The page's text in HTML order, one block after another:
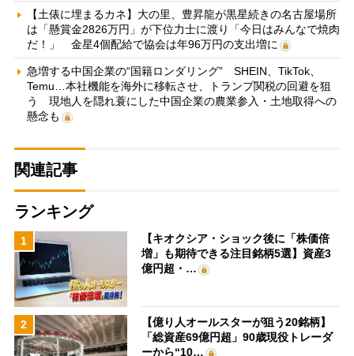
【土俵に埋まるカネ】大の里、豊昇龍が黒星続きの名古屋場所
は「懸賞金2826万円」が下位力士に渡り「今日はみんなで焼肉
だ！」 金星4個配給で協会は年96万円の支出増に
急増する中国企業の“国籍ロンダリング” SHEIN、TikTok、
Temu…本社機能を海外に移転させ、トランプ関税の回避を狙
う 現地人を隠れ蓑にした中国企業の農業参入・土地取得への
懸念も
関連記事
ランキング
1
【キオクシア・ショック後に「株価倍
増」も期待できる注目銘柄5選】資産3
億円超・…
2
【億り人オールスターが狙う20銘柄】
「総資産69億円超」90歳現役トレーダ
ーから“10…